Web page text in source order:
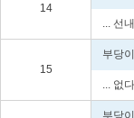
14
... 선
15
부당
... 없
부당